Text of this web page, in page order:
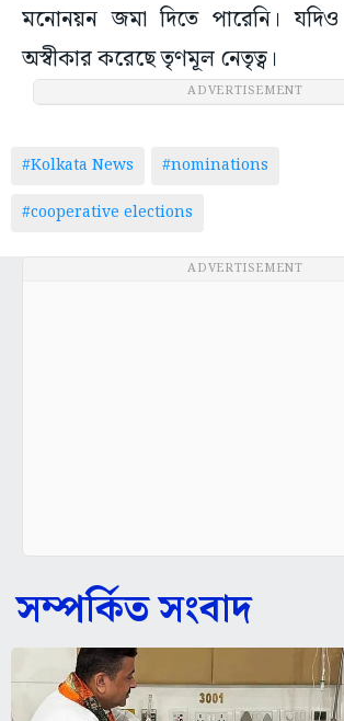
মনোনয়ন জমা দিতে পারেনি।
অস্বীকার করেছে তৃণমূল নেতৃত্ব।
ADVERTISEMENT
#Kolkata News
#nominations
#cooperative elections
ADVERTISEMENT
সম্পর্কিত সংবাদ